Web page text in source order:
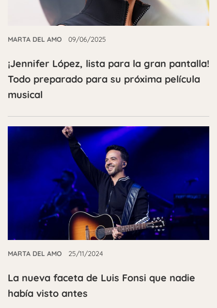
MARTA DEL AMO 09/06/2025
¡Jennifer López, lista para la gran pantalla!
Todo preparado para su próxima película
musical
MARTA DEL AMO 25/11/2024
La nueva faceta de Luis Fonsi que nadie
había visto antes